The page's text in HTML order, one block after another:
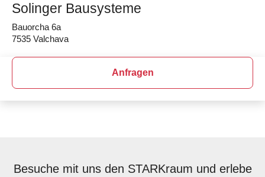
Solinger Bausysteme
Bauorcha 6a
7535 Valchava
Anfragen
Besuche mit uns den STARKraum und erlebe